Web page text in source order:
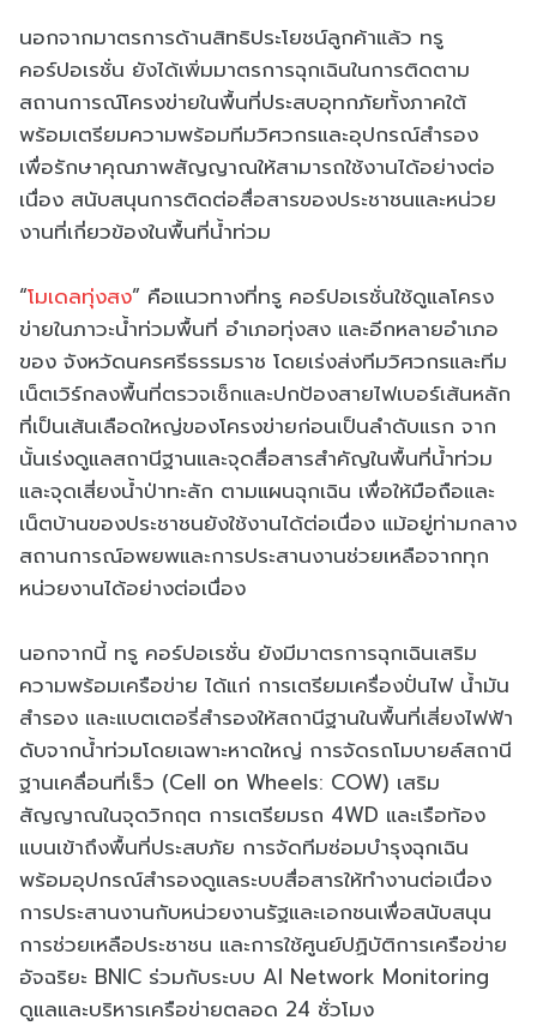
นอกจากมาตรการด้านสิทธิประโยชน์ลูกค้าแล้ว ทรู
คอร์ปอเรชั่น ยังได้เพิ่มมาตรการฉุกเฉินในการติดตาม
สถานการณ์โครงข่ายในพื้นที่ประสบอุทกภัยทั้งภาคใต้
พร้อมเตรียมความพร้อมทีมวิศวกรและอุปกรณ์สำรอง
เพื่อรักษาคุณภาพสัญญาณให้สามารถใช้งานได้อย่างต่อ
เนื่อง สนับสนุนการติดต่อสื่อสารของประชาชนและหน่วย
งานที่เกี่ยวข้องในพื้นที่น้ำท่วม
“โมเดลทุ่งสง” คือแนวทางที่ทรู คอร์ปอเรชั่นใช้ดูแลโครง
ข่ายในภาวะน้ำท่วมพื้นที่ อำเภอทุ่งสง และอีกหลายอำเภอ
ของ จังหวัดนครศรีธรรมราช โดยเร่งส่งทีมวิศวกรและทีม
เน็ตเวิร์กลงพื้นที่ตรวจเช็กและปกป้องสายไฟเบอร์เส้นหลัก
ที่เป็นเส้นเลือดใหญ่ของโครงข่ายก่อนเป็นลำดับแรก จาก
นั้นเร่งดูแลสถานีฐานและจุดสื่อสารสำคัญในพื้นที่น้ำท่วม
และจุดเสี่ยงน้ำป่าทะลัก ตามแผนฉุกเฉิน เพื่อให้มือถือและ
เน็ตบ้านของประชาชนยังใช้งานได้ต่อเนื่อง แม้อยู่ท่ามกลาง
สถานการณ์อพยพและการประสานงานช่วยเหลือจากทุก
หน่วยงานได้อย่างต่อเนื่อง
นอกจากนี้ ทรู คอร์ปอเรชั่น ยังมีมาตรการฉุกเฉินเสริม
ความพร้อมเครือข่าย ได้แก่ การเตรียมเครื่องปั่นไฟ น้ำมัน
สำรอง และแบตเตอรี่สำรองให้สถานีฐานในพื้นที่เสี่ยงไฟฟ้า
ดับจากน้ำท่วมโดยเฉพาะหาดใหญ่ การจัดรถโมบายล์สถานี
ฐานเคลื่อนที่เร็ว (Cell on Wheels: COW) เสริม
สัญญาณในจุดวิกฤต การเตรียมรถ 4WD และเรือท้อง
แบนเข้าถึงพื้นที่ประสบภัย การจัดทีมซ่อมบำรุงฉุกเฉิน
พร้อมอุปกรณ์สำรองดูแลระบบสื่อสารให้ทำงานต่อเนื่อง
การประสานงานกับหน่วยงานรัฐและเอกชนเพื่อสนับสนุน
การช่วยเหลือประชาชน และการใช้ศูนย์ปฏิบัติการเครือข่าย
อัจฉริยะ BNIC ร่วมกับระบบ AI Network Monitoring
ดูแลและบริหารเครือข่ายตลอด 24 ชั่วโมง